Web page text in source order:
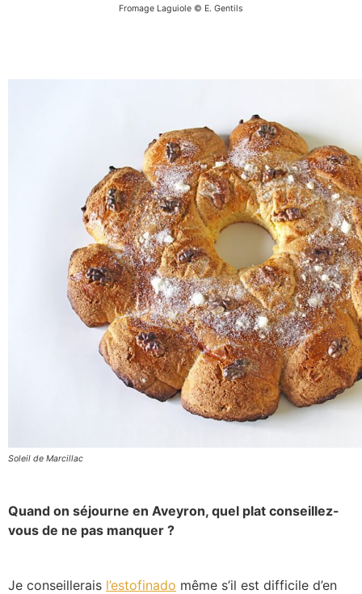
Fromage Laguiole © E. Gentils
Soleil de Marcillac
Quand on séjourne en Aveyron, quel plat conseillez-
vous de ne pas manquer ?
Je conseillerais l’estofinado même s’il est difficile d’en